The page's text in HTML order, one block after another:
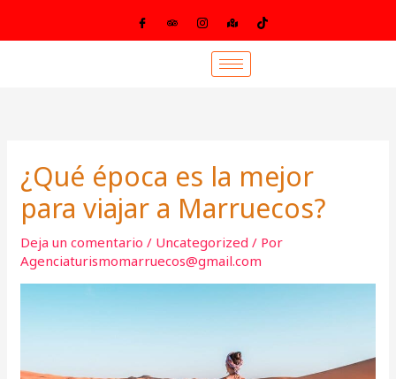
¿Qué época es la mejor
para viajar a Marruecos?
Deja un comentario / Uncategorized / Por
Agenciaturismomarruecos@gmail.com